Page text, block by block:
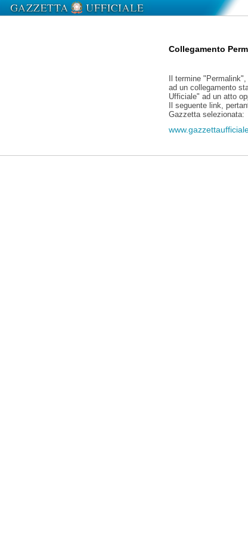
Collegamento
Il termine
ad un collegamento
Ufficiale" ad un atto
Il seguente link,
Gazzetta selezionata: